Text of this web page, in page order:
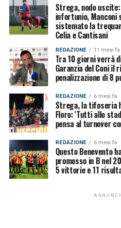
Strega, nodo
infortunio, Manconi
sistemato la
Celia e Cantisani
REDAZIONE 11 mesi fa
Tra 10 giorni verrà
Garanzia del Coni il
penalizzazione di 8
REDAZIONE 6 mesi fa
Strega, la tifoseria
Floro: 'Tutti allo
pensa al turnover
REDAZIONE 6 mesi fa
Questo Benevento
promosso in B nel
5 vittorie e 11